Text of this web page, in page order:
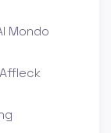
Mondo